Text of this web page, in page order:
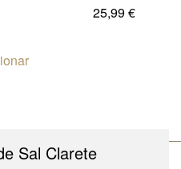
25,99€
Sal Clarete